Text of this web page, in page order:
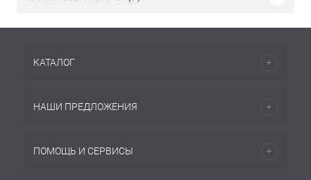
КАТАЛОГ
НАШИ ПРЕДЛОЖЕНИЯ
ПОМОЩЬ И СЕРВИСЫ